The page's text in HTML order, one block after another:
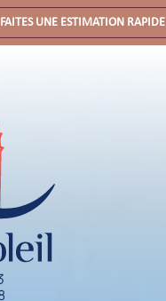
FAITES UNE ESTIMATION RAPIDE